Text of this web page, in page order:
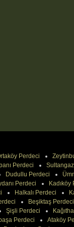
Perdeci
Perdeci
Dudullu Perdeci
Perdeci Kadıköy
Halkalı Perdeci
Beşiktaş Perdeci
Şişli Perdeci
Perdeci Ataköy